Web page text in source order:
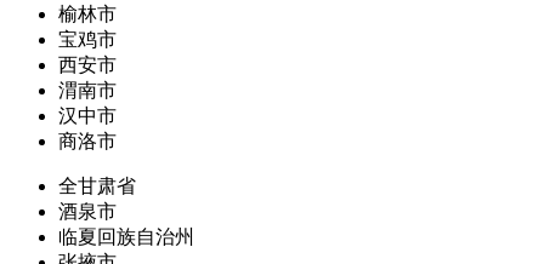
榆林市
宝鸡市
西安市
渭南市
汉中市
商洛市
全甘肃省
酒泉市
临夏回族自治州